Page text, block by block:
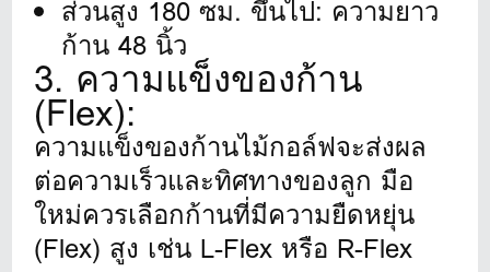
ส่วนสูง 180 ซม. ขึ้นไป: ความยาว
ก้าน 48 นิ้ว
3. ความแข็งของก้าน
(Flex):
ความแข็งของก้านไม้กอล์ฟจะส่งผล
ต่อความเร็วและทิศทางของลูก มือ
ใหม่ควรเลือกก้านที่มีความยืดหยุ่น
(Flex) สูง เช่น L-Flex หรือ R-Flex